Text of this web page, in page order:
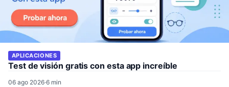
APLICACIONES
Test de visión gratis con esta app increíble
06 ago 2026·6 min